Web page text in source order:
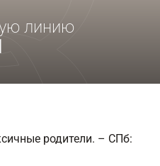
линию
родители. – СПб: